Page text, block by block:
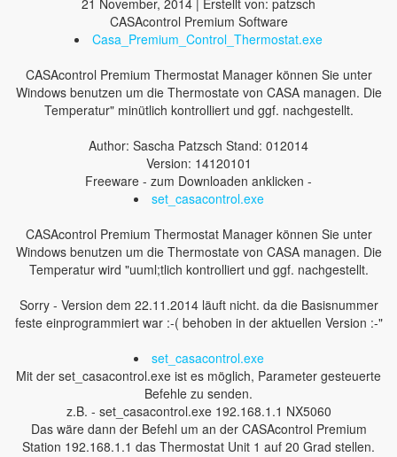
21 November, 2014 | Erstellt von: patzsch
CASAcontrol Premium Software
Casa_Premium_Control_Thermostat.exe
CASAcontrol Premium Thermostat Manager können Sie unter
Windows benutzen um die Thermostate von CASA managen. Die
Temperatur" minütlich kontrolliert und ggf. nachgestellt.
Author: Sascha Patzsch Stand: 012014
Version: 14120101
Freeware - zum Downloaden anklicken -
set_casacontrol.exe
CASAcontrol Premium Thermostat Manager können Sie unter
Windows benutzen um die Thermostate von CASA managen. Die
Temperatur wird "uuml;tlich kontrolliert und ggf. nachgestellt.
Sorry - Version dem 22.11.2014 läuft nicht. da die Basisnummer
feste einprogrammiert war :-( behoben in der aktuellen Version :-"
set_casacontrol.exe
Mit der set_casacontrol.exe ist es möglich, Parameter gesteuerte
Befehle zu senden.
z.B. - set_casacontrol.exe 192.168.1.1 NX5060
Das wäre dann der Befehl um an der CASAcontrol Premium
Station 192.168.1.1 das Thermostat Unit 1 auf 20 Grad stellen.